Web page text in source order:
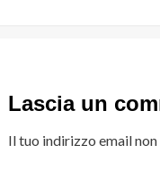
Lascia un
Il tuo indirizzo email